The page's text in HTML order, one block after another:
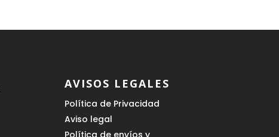
AVISOS LEGALES
Política de Privacidad
Aviso legal